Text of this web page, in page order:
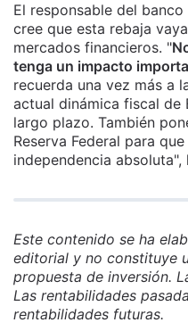
El responsable del
cree que esta rebaja
mercados financieros. "
tenga un impacto
recuerda una vez más a
actual dinámica fiscal de
largo plazo. También
Reserva Federal para
independencia absoluta",
Este contenido se ha
editorial y no constituye
propuesta de inversión.
Las rentabilidades
rentabilidades futuras.